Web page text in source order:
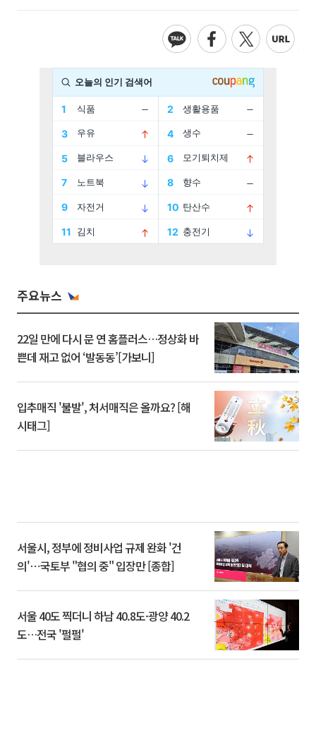
주요뉴스
22일 만에 다시 문 연 홈플러스…정상화 바
쁜데 재고 없어 ‘발동동’[가보니]
입추매직 '불발', 처서매직은 올까요? [해
시태그]
서울시, 정부에 정비사업 규제 완화 '건
의'⋯국토부 "협의 중" 입장만 [종합]
서울 40도 찍더니 하남 40.8도·광양 40.2
도…전국 '펄펄'